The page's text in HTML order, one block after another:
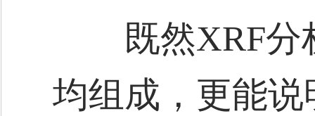
既然XRF分
均组成，更能